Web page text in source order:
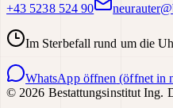
+43 5238 524 90
Im Sterbefall rund um die
WhatsApp öffnen (öffnet in
© 2026 Bestattungsinstitut Ing.